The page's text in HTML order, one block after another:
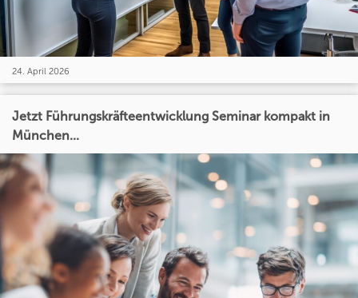
24. April 2026
Jetzt Führungskräfteentwicklung Seminar kompakt in
München...